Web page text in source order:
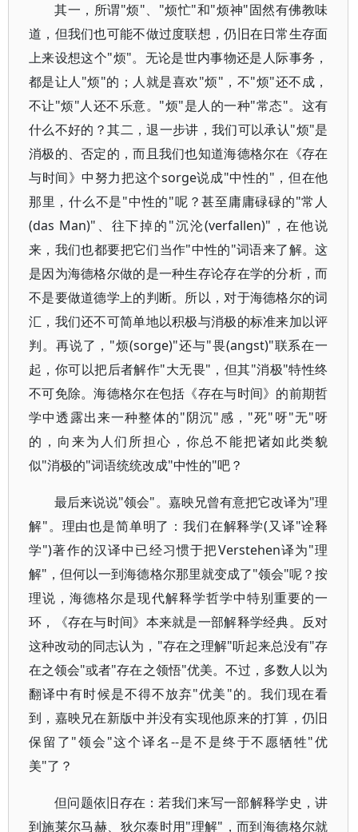
其一，所谓"烦"、"烦忙"和"烦神"固然有佛教味
道，但我们也可能不做过度联想，仍旧在日常生存面
上来设想这个"烦"。无论是世内事物还是人际事务，
都是让人"烦"的；人就是喜欢"烦"，不"烦"还不成，
不让"烦"人还不乐意。"烦"是人的一种"常态"。这有
什么不好的？其二，退一步讲，我们可以承认"烦"是
消极的、否定的，而且我们也知道海德格尔在《存在
与时间》中努力把这个sorge说成"中性的"，但在他
那里，什么不是"中性的"呢？甚至庸庸碌碌的"常人
(das Man)"、往下掉的"沉沦(verfallen)"，在他说
来，我们也都要把它们当作"中性的"词语来了解。这
是因为海德格尔做的是一种生存论存在学的分析，而
不是要做道德学上的判断。所以，对于海德格尔的词
汇，我们还不可简单地以积极与消极的标准来加以评
判。再说了，"烦(sorge)"还与"畏(angst)"联系在一
起，你可以把后者解作"大无畏"，但其"消极"特性终
不可免除。海德格尔在包括《存在与时间》的前期哲
学中透露出来一种整体的"阴沉"感，"死"呀"无"呀
的，向来为人们所担心，你总不能把诸如此类貌
似"消极的"词语统统改成"中性的"吧？
最后来说说"领会"。嘉映兄曾有意把它改译为"理
解"。理由也是简单明了：我们在解释学(又译"诠释
学")著作的汉译中已经习惯于把Verstehen译为"理
解"，但何以一到海德格尔那里就变成了"领会"呢？按
理说，海德格尔是现代解释学哲学中特别重要的一
环，《存在与时间》本来就是一部解释学经典。反对
这种改动的同志认为，"存在之理解"听起来总没有"存
在之领会"或者"存在之领悟"优美。不过，多数人以为
翻译中有时候是不得不放弃"优美"的。我们现在看
到，嘉映兄在新版中并没有实现他原来的打算，仍旧
保留了"领会"这个译名--是不是终于不愿牺牲"优
美"了？
但问题依旧存在：若我们来写一部解释学史，讲
到施莱尔马赫、狄尔泰时用"理解"，而到海德格尔就